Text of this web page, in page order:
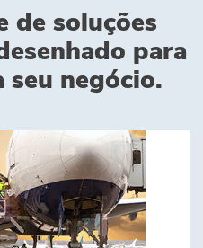
de soluções
para
seu negócio.